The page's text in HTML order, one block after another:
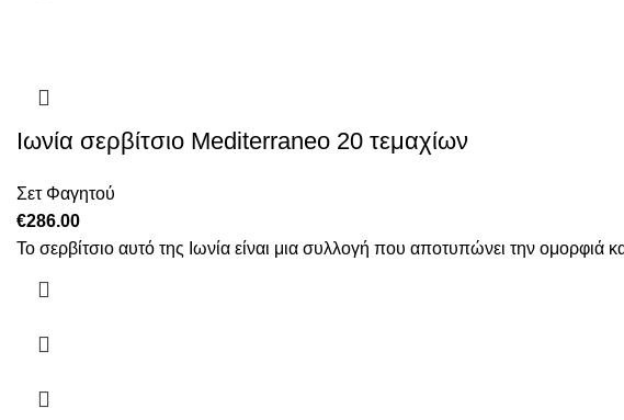
Ιωνία σερβίτσιο Mediterraneo 20 τεμαχίων
Σετ Φαγητού
€286.00
Το σερβίτσιο αυτό της Ιωνία είναι μια συλλογή που αποτυπώνει την ομορφιά